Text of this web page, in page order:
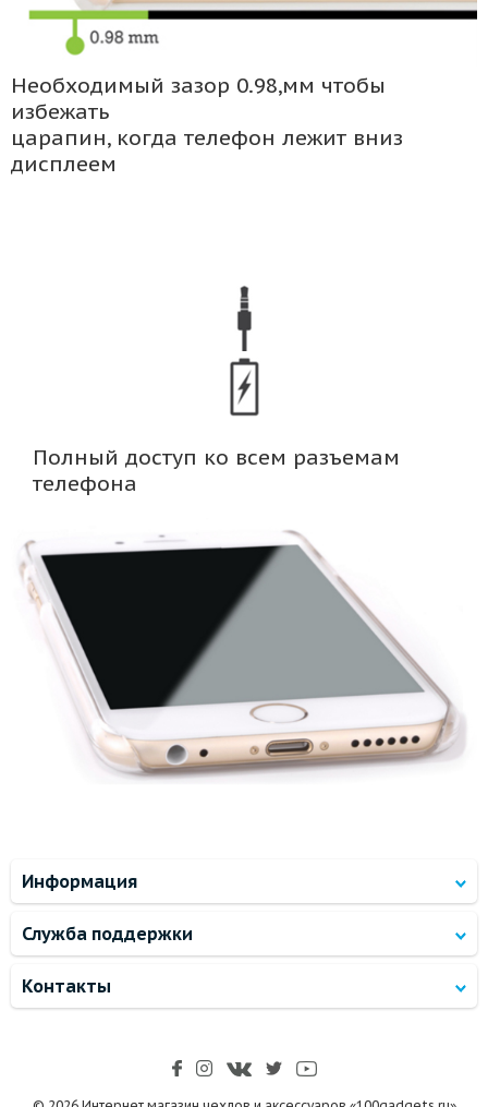
Необходимый зазор 0.98,мм чтобы
избежать
царапин, когда телефон лежит вниз
дисплеем
Полный доступ ко всем разъемам
телефона
Информация
Служба поддержки
Контакты